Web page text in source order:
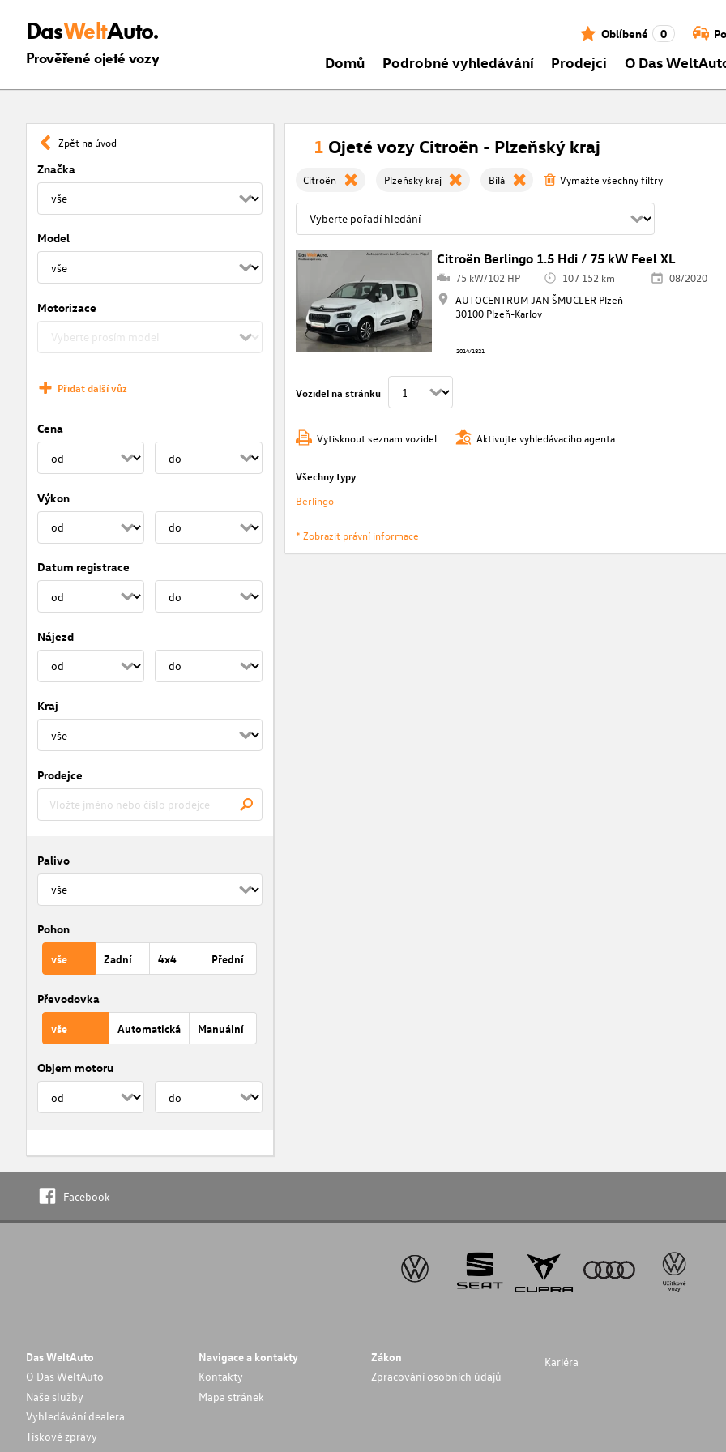
DasWeltAuto.
Prověřené ojeté vozy
Oblíbené 0
Domů Podrobné vyhledávání Prodejci O Das
Zpět na úvod
Značka
Model
Motorizace
Přidat další vůz
Cena
Výkon
Datum registrace
Nájezd
Kraj
Prodejce
Palivo
Pohon
vše Zadní 4x4 Přední
Převodovka
vše Automatická Manuální
Objem motoru
1 Ojeté vozy Citroën - Plzeňský kraj
Citroën Plzeňský kraj Bílá Vymažte všechny filtry
Citroën Berlingo 1.5 Hdi / 75 kW Feel XL
75 kW/102 HP 107 152 km
08/2020
AUTOCENTRUM JAN ŠMUCLER Plzeň
30100 Plzeň-Karlov
2014/1821
Vozidel na stránku
Vytisknout seznam vozidel Aktivujte vyhledávacího agenta
Všechny typy
Berlingo
* Zobrazit právní informace
Facebook
Das WeltAuto
O Das WeltAuto
Naše služby
Vyhledávání dealera
Tiskové zprávy
Navigace a kontakty
Kontakty
Mapa stránek
Zákon
Zpracování osobních údajů
Kariéra